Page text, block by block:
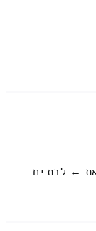
← לבת ים